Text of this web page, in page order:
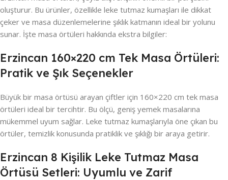
oluşturur. Bu ürünler, özellikle leke tutmaz kumaşları ile dikkat
çeker ve masa düzenlemelerine şıklık katmanın ideal bir yolunu
sunar. İşte masa örtüleri hakkında ekstra bilgiler:
Erzincan 160×220 cm Tek Masa Örtüleri:
Pratik ve Şık Seçenekler
Büyük bir masa örtüsü arayan çiftler için 160×220 cm tek masa
örtüleri ideal bir tercihtir. Bu ölçü, geniş yemek masalarına
mükemmel uyum sağlar. Leke tutmaz kumaşlarıyla öne çıkan bu
örtüler, temizlik konusunda pratiklik ve şıklığı bir araya getirir.
Erzincan 8 Kişilik Leke Tutmaz Masa
Örtüsü Setleri: Uyumlu ve Zarif